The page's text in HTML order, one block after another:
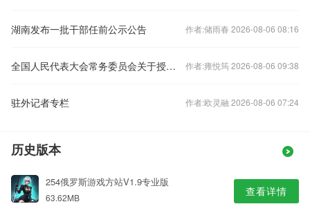
湖南发布一批干部任前公示公告 作者:储雨春 2026-08-06 08:16
全国人民代表大会常务委员会关于授权国务院在部分地区开展房地产税改革试点工作的决定 作者:雍悦筠 2026-08-06 09:38
驻外记者专栏 作者:欧灵融 2026-08-06 07:24
历史版本
254俄罗斯游戏方站V1.9专业版
63.62MB 查看详情